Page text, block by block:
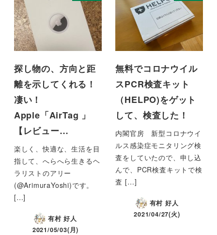
探し物の、方向と距
離を示してくれる！
凄い！
Apple「AirTag 」
【レビュー…
楽しく、快適な、生活を目
指して、へらへら生きるヘ
ラリストのアリー
(@ArimuraYoshi)です。
[…]
有村 好人
2021/05/03(月)
無料でコロナウイル
スPCR検査キット
（HELPO)をゲット
して、検査した！
内閣官房 新型コロナウイ
ルス感染症モニタリング検
査をしていたので、申し込
んで、PCR検査キットで検
査 […]
有村 好人
2021/04/27(火)